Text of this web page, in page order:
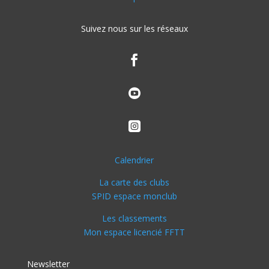
Suivez nous sur les réseaux



Calendrier
La carte des clubs
SPID espace monclub
Les classements
Mon espace licencié FFTT
Newsletter